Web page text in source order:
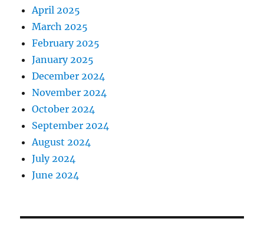
April 2025
March 2025
February 2025
January 2025
December 2024
November 2024
October 2024
September 2024
August 2024
July 2024
June 2024